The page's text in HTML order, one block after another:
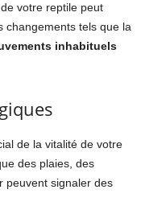
votre reptile peut
changements tels que la
inhabituels
de la vitalité de votre
des plaies, des
peuvent signaler des